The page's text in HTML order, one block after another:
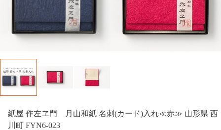
紙屋 作左ヱ門 月山和紙 名刺(カード)入れ≪赤≫ 山形県 西
川町 FYN6-023